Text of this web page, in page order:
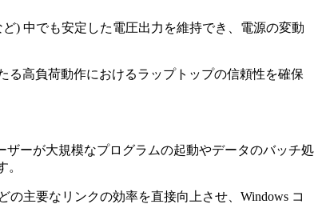
) 中でも安定した電圧出力を維持でき、電源の変動
る高負荷動作におけるラップトップの信頼性を確保
ザーが大規模なプログラムの起動やデータのバッチ処
主要なリンクの効率を直接向上させ、Windows コ